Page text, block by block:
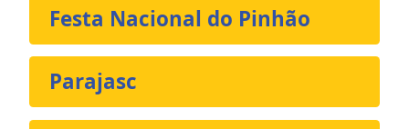
Festa Nacional do Pinhão
Parajasc